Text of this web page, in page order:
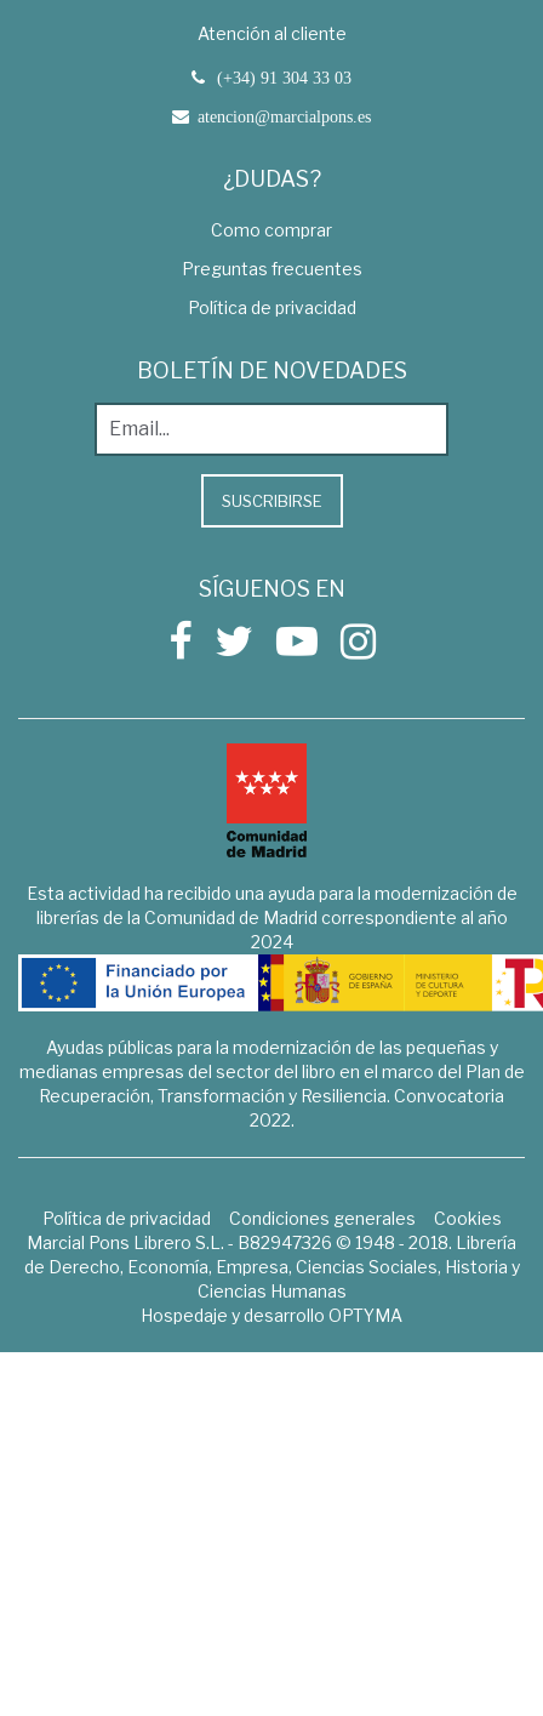
Atención al cliente
(+34) 91 304 33 03
atencion@marcialpons.es
¿DUDAS?
Como comprar
Preguntas frecuentes
Política de privacidad
BOLETÍN DE NOVEDADES
SUSCRIBIRSE
SÍGUENOS EN
Esta actividad ha recibido una ayuda para la modernización de
librerías de la Comunidad de Madrid correspondiente al año
2024
Ayudas públicas para la modernización de las pequeñas y
medianas empresas del sector del libro en el marco del Plan de
Recuperación, Transformación y Resiliencia. Convocatoria
2022.
Política de privacidad Condiciones generales
Cookies
Marcial Pons Librero S.L. - B82947326 © 1948 - 2018. Librería
de Derecho, Economía, Empresa, Ciencias Sociales, Historia y
Ciencias Humanas
Hospedaje y desarrollo OPTYMA